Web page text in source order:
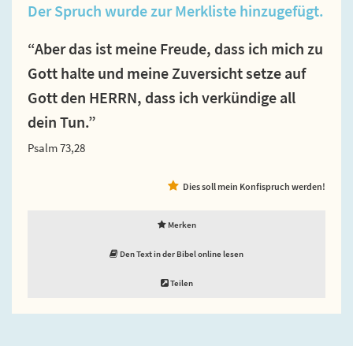
Der Spruch wurde zur Merkliste hinzugefügt.
“Aber das ist meine Freude, dass ich mich zu
Gott halte und meine Zuversicht setze auf
Gott den HERRN, dass ich verkündige all
dein Tun.”
Psalm 73,28
Dies soll mein Konfispruch werden!
Merken
Den Text in der Bibel online lesen
Teilen